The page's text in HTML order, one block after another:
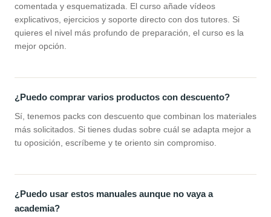
comentada y esquematizada. El curso añade vídeos
explicativos, ejercicios y soporte directo con dos tutores. Si
quieres el nivel más profundo de preparación, el curso es la
mejor opción.
¿Puedo comprar varios productos con descuento?
Sí, tenemos packs con descuento que combinan los materiales
más solicitados. Si tienes dudas sobre cuál se adapta mejor a
tu oposición, escríbeme y te oriento sin compromiso.
¿Puedo usar estos manuales aunque no vaya a
academia?